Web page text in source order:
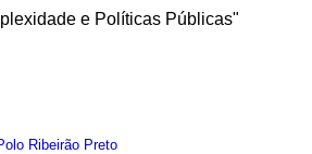
e Políticas Públicas"
Ribeirão Preto